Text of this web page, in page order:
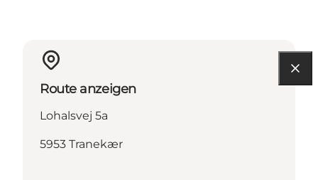
Route anzeigen
Lohalsvej 5a
5953 Tranekær